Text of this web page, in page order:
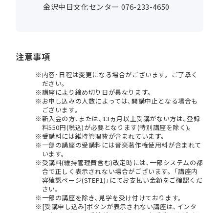
金沢中日文化センター 076-233-4650
注意事項
内容･日程は変更になる場合がございます。ご了承く
ださい。
講座により締め切り日が異なります。
お申し込みの人数によっては､開講中止となる場合も
ございます。
新入会の方､または､13ヵ月以上受講がない方は､登録
料550円(税込)が必要となります(特別講座を除く)。
受講料には維持管理費が含まれています。
一部の講座の受講料には音楽著作権使用料が含まれて
います。
受講料(維持管理費含む)改定時には､一部システムの都
合で正しく表示されない場合がございます。｢講座内
容確認ページ(STEP1)｣にてお支払い金額をご確認くだ
さい。
一部の講座を除き､見学を受け付けております。
[受講申し込み]ボタンが表示されない講座は､インタ